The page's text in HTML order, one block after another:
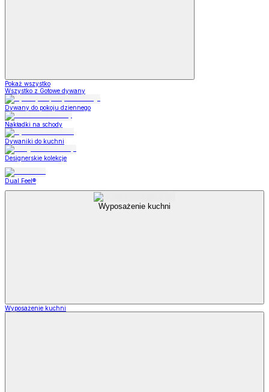
Pokaż wszystko
Wszystko z Gotowe dywany
Dywany do pokoju dziennego
Nakładki na schody
Dywaniki do kuchni
Designerskie kolekcje
Dual Feel®
Wyposażenie kuchni
Wyposażenie kuchni